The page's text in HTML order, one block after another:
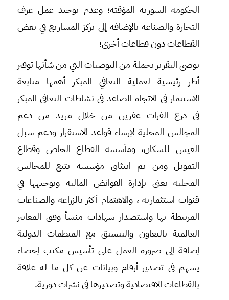
الحكومة السورية المؤقتة؛ وعدم توحيد عمل غرف
التجارة والصناعة بالإضافة إلى تركز المشاريع في بعض
القطاعات دون قطاعات أخرى؛
يوصي التقرير بجملة من التوصيات التي من شأنها توفير
أطر رئيسية لعملية التعافي المبكر أهمها متابعة
الاستثمار في الاتجاه الصاعد في نشاطات التعافي المبكر
في درع الفرات عفرين من خلال مزيد من دعم
المجالس المحلية لإرساء قواعد الاستقرار ودعم سبل
العيش للسكان، ومأسسة القطاع الخاص وقطاع
التمويل ومن ثم انبثاق مؤسسة تتبع للمجالس
المحلية تعنى بإدارة الفوائض المالية وتوجيهها في
قنوات استثمارية ، والاهتمام أكثر بالزراعة والصناعات
المرتبطة بها واستصدار شهادات منشأ وفق المعايير
العالمية بالتعاون والتنسيق مع المنظمات الدولية
إضافة إلى ضرورة العمل على تأسيس مكتب إحصاء
يسهم في تصدير أرقام وبيانات عن كل ما له علاقة
بالقطاعات الاقتصادية وتصديرها في نشرات دورية.